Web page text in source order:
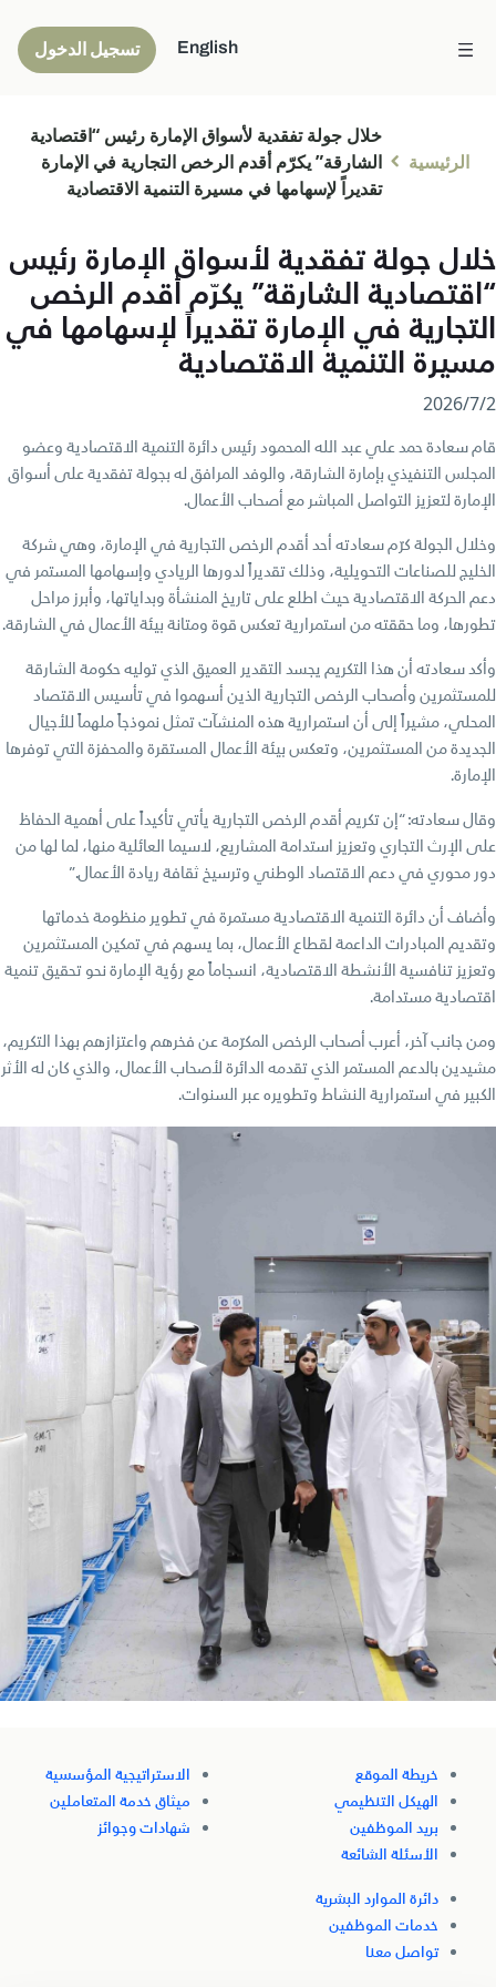
English تسجيل الدخول
الرئيسية
خلال جولة تفقدية لأسواق الإمارة رئيس “اقتصادية
الشارقة” يكرّم أقدم الرخص التجارية في الإمارة
تقديراً لإسهامها في مسيرة التنمية الاقتصادية
خلال جولة تفقدية لأسواق الإمارة رئيس
“اقتصادية الشارقة” يكرّم أقدم الرخص
التجارية في الإمارة تقديراً لإسهامها في
مسيرة التنمية الاقتصادية
2‏/7‏/2026
قام سعادة حمد علي عبد الله المحمود رئيس دائرة التنمية الاقتصادية وعضو
المجلس التنفيذي بإمارة الشارقة، والوفد المرافق له بجولة تفقدية على أسواق
الإمارة لتعزيز التواصل المباشر مع أصحاب الأعمال.
وخلال الجولة كرّم سعادته أحد أقدم الرخص التجارية في الإمارة، وهي شركة
الخليج للصناعات التحويلية، وذلك تقديراً لدورها الريادي وإسهامها المستمر في
دعم الحركة الاقتصادية حيث اطلع على تاريخ المنشأة وبداياتها، وأبرز مراحل
تطورها، وما حققته من استمرارية تعكس قوة ومتانة بيئة الأعمال في الشارقة.
وأكد سعادته أن هذا التكريم يجسد التقدير العميق الذي توليه حكومة الشارقة
للمستثمرين وأصحاب الرخص التجارية الذين أسهموا في تأسيس الاقتصاد
المحلي، مشيراً إلى أن استمرارية هذه المنشآت تمثل نموذجاً ملهماً للأجيال
الجديدة من المستثمرين، وتعكس بيئة الأعمال المستقرة والمحفزة التي توفرها
الإمارة.
وقال سعادته: “إن تكريم أقدم الرخص التجارية يأتي تأكيداً على أهمية الحفاظ
على الإرث التجاري وتعزيز استدامة المشاريع، لاسيما العائلية منها، لما لها من
دور محوري في دعم الاقتصاد الوطني وترسيخ ثقافة ريادة الأعمال.”
وأضاف أن دائرة التنمية الاقتصادية مستمرة في تطوير منظومة خدماتها
وتقديم المبادرات الداعمة لقطاع الأعمال، بما يسهم في تمكين المستثمرين
وتعزيز تنافسية الأنشطة الاقتصادية، انسجاماً مع رؤية الإمارة نحو تحقيق تنمية
اقتصادية مستدامة.
ومن جانب آخر، أعرب أصحاب الرخص المكرّمة عن فخرهم واعتزازهم بهذا التكريم،
مشيدين بالدعم المستمر الذي تقدمه الدائرة لأصحاب الأعمال، والذي كان له الأثر
الكبير في استمرارية النشاط وتطويره عبر السنوات.
خريطة الموقع
الهيكل التنظيمي
بريد الموظفين
الأسئلة الشائعة
الاستراتيجية المؤسسية
ميثاق خدمة المتعاملين
شهادات وجوائز
دائرة الموارد البشرية
خدمات الموظفين
تواصل معنا